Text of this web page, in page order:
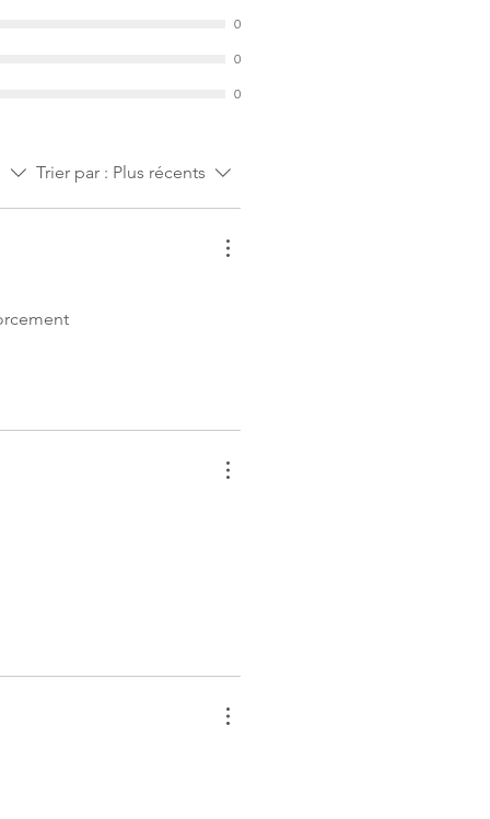
0
0
0
Trier par : Plus récents